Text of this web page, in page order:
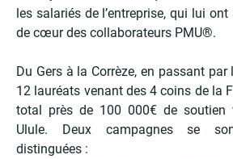
les salariés de l’entreprise, qui lui
de cœur des collaborateurs PMU®.
Du Gers à la Corrèze, en passant par
12 lauréats venant des 4 coins de la
total près de 100 000€ de soutien
Ulule. Deux campagnes se
distinguées :